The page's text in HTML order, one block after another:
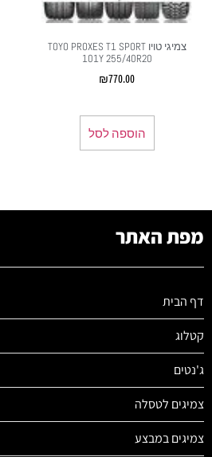
צמיגי טויו TOYO PROXES T1 SPORT
101Y 255/40R20
₪770.00
הוספה לסל
מפת האתר
דף הבית
קטלוג
ג'נטים
צמיגים לטסלה
צמיגים במבצע